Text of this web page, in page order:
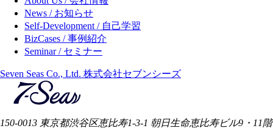
News / お知らせ
Self-Development / 自己学習
BizCases / 事例紹介
Seminar / セミナー
Seven Seas Co., Ltd. 株式会社セブンシーズ
150-0013 東京都渋谷区恵比寿1-3-1 朝日生命恵比寿ビル9・11階